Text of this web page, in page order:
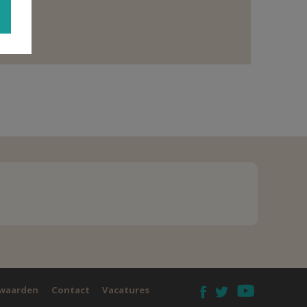
Vacatures
Contact